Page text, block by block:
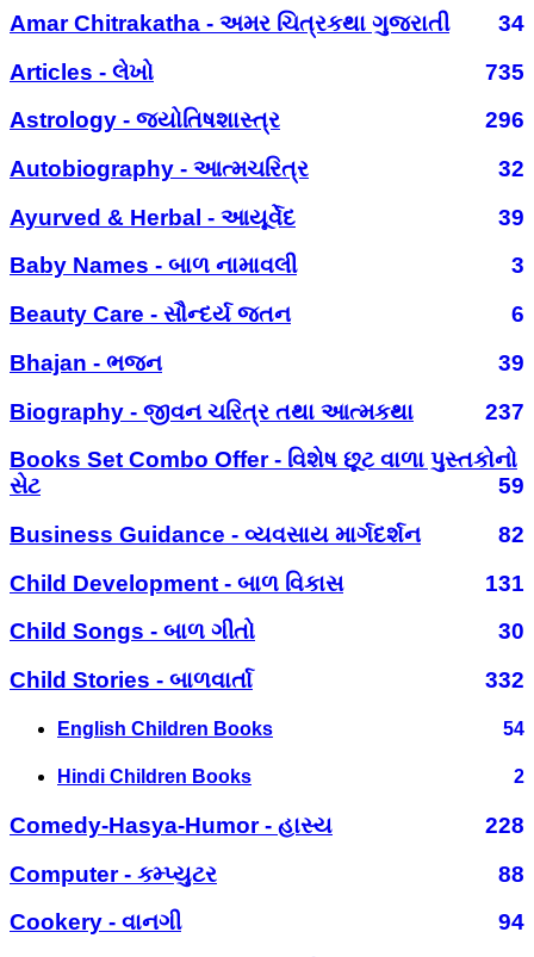
Amar Chitrakatha - અમર ચિત્રકથા ગુજરાતી
34
Articles - લેખો
735
Astrology - જ્યોતિષશાસ્ત્ર
296
Autobiography - આત્મચરિત્ર
32
Ayurved & Herbal - આયૂર્વેદ
39
Baby Names - બાળ નામાવલી
3
Beauty Care - સૌન્દર્ય જતન
6
Bhajan - ભજન
39
Biography - જીવન ચરિત્ર તથા આત્મકથા
237
Books Set Combo Offer - વિશેષ છૂટ વાળા પુસ્તકોનો
સેટ
59
Business Guidance - વ્યવસાય માર્ગદર્શન
82
Child Development - બાળ વિકાસ
131
Child Songs - બાળ ગીતો
30
Child Stories - બાળવાર્તા
332
English Children Books 54
Hindi Children Books 2
Comedy-Hasya-Humor - હાસ્ય
228
Computer - કમ્પ્યુટર
88
Cookery - વાનગી
94